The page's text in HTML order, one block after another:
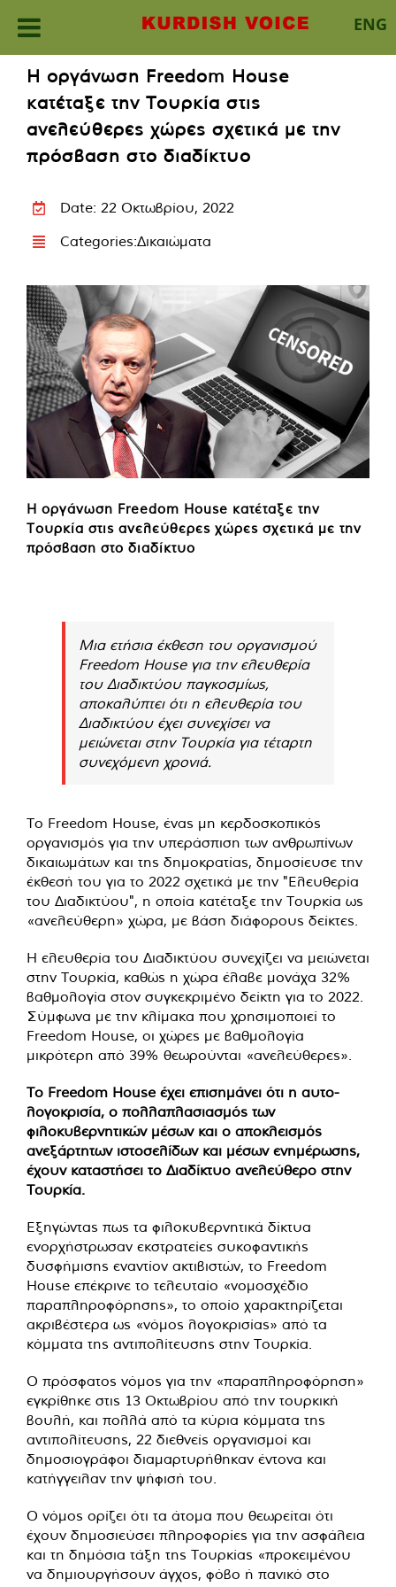
ENG
content
Η οργάνωση Freedom House
κατέταξε την Τουρκία στις
ανελεύθερες χώρες σχετικά με την
πρόσβαση στο διαδίκτυο
Date: 22 Οκτωβρίου, 2022
Categories:Δικαιώματα
Η οργάνωση Freedom House κατέταξε την
Τουρκία στις ανελεύθερες χώρες σχετικά με την
πρόσβαση στο διαδίκτυο
Μια ετήσια έκθεση του οργανισμού
Freedom House για την ελευθερία
του Διαδικτύου παγκοσμίως,
αποκαλύπτει ότι η ελευθερία του
Διαδικτύου έχει συνεχίσει να
μειώνεται στην Τουρκία για τέταρτη
συνεχόμενη χρονιά.
Το Freedom House, ένας μη κερδοσκοπικός
οργανισμός για την υπεράσπιση των ανθρωπίνων
δικαιωμάτων και της δημοκρατίας, δημοσίευσε την
έκθεσή του για το 2022 σχετικά με την "Ελευθερία
του Διαδικτύου", η οποία κατέταξε την Τουρκία ως
«ανελεύθερη» χώρα, με βάση διάφορους δείκτες.
Η ελευθερία του Διαδικτύου συνεχίζει να μειώνεται
στην Τουρκία, καθώς η χώρα έλαβε μονάχα 32%
βαθμολογία στον συγκεκριμένο δείκτη για το 2022.
Σύμφωνα με την κλίμακα που χρησιμοποιεί το
Freedom House, οι χώρες με βαθμολογία
μικρότερη από 39% θεωρούνται «ανελεύθερες».
Το Freedom House έχει επισημάνει ότι η αυτο-
λογοκρισία, ο πολλαπλασιασμός των
φιλοκυβερνητικών μέσων και ο αποκλεισμός
ανεξάρτητων ιστοσελίδων και μέσων ενημέρωσης,
έχουν καταστήσει το Διαδίκτυο ανελεύθερο στην
Τουρκία.
Εξηγώντας πως τα φιλοκυβερνητικά δίκτυα
ενορχήστρωσαν εκστρατείες συκοφαντικής
δυσφήμισης εναντίον ακτιβιστών, το Freedom
House επέκρινε το τελευταίο «νομοσχέδιο
παραπληροφόρησης», το οποίο χαρακτηρίζεται
ακριβέστερα ως «νόμος λογοκρισίας» από τα
κόμματα της αντιπολίτευσης στην Τουρκία.
Ο πρόσφατος νόμος για την «παραπληροφόρηση»
εγκρίθηκε στις 13 Οκτωβρίου από την τουρκική
βουλή, και πολλά από τα κύρια κόμματα της
αντιπολίτευσης, 22 διεθνείς οργανισμοί και
δημοσιογράφοι διαμαρτυρήθηκαν έντονα και
κατήγγειλαν την ψήφισή του.
Ο νόμος ορίζει ότι τα άτομα που θεωρείται ότι
έχουν δημοσιεύσει πληροφορίες για την ασφάλεια
και τη δημόσια τάξη της Τουρκίας «προκειμένου
να δημιουργήσουν άγχος, φόβο ή πανικό στο